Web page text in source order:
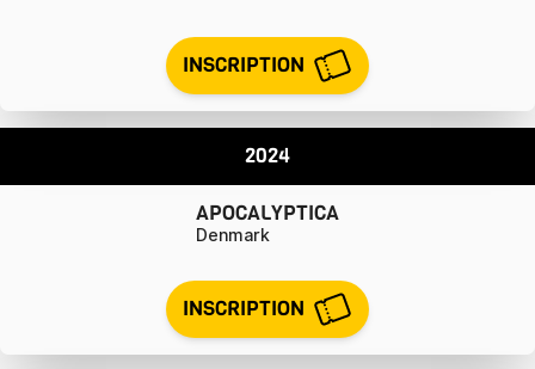
INSCRIPTION
2024
APOCALYPTICA
Denmark
INSCRIPTION